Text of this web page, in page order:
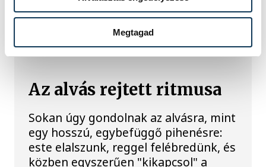
Megtagad
ÉLETMÓD
Az alvás rejtett ritmusa
Sokan úgy gondolnak az alvásra, mint
egy hosszú, egybefüggő pihenésre:
este elalszunk, reggel felébredünk, és
közben egyszerűen "kikapcsol" a